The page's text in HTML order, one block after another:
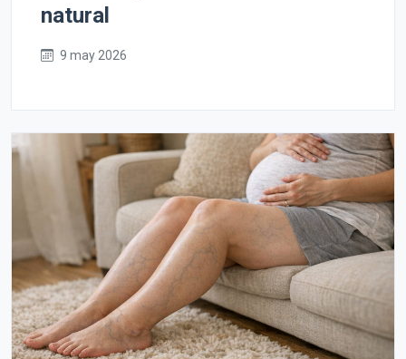
natural
9 may 2026